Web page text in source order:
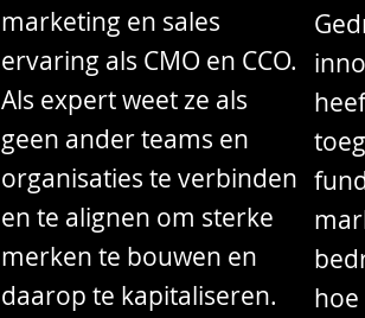
marketing en sales
ervaring als CMO en CCO.
Als expert weet ze als
geen ander teams en
organisaties te verbinden
en te alignen om sterke
merken te bouwen en
daarop te kapitaliseren.
hoe